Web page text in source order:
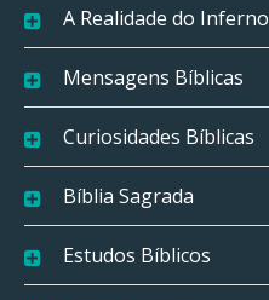
A Realidade do Inferno
Mensagens Bíblicas
Curiosidades Bíblicas
Bíblia Sagrada
Estudos Bíblicos